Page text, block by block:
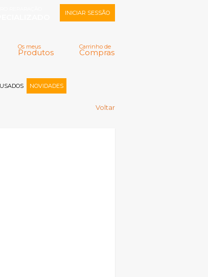
Carrinho de
Compras
Os meus
Produtos
INICIAR SESSÃO
Memorizar
Registar |
USADOS NOVIDADES
Voltar